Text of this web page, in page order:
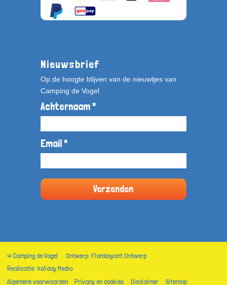
Nieuwsbrief
Op de hoogte blijven van de nieuwtjes van
Camping de Vogel
Achternaam *
Email *
© Camping de Vogel
Ontwerp: Flamboyant Ontwerp
Realisatie: Holiday Media
Algemene voorwaarden
Privacy en cookies Disclaimer Sitemap